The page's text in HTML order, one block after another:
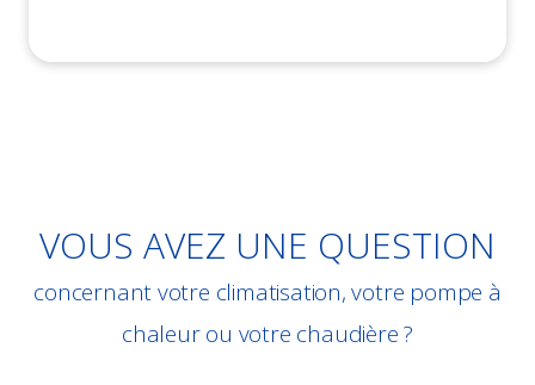
VOUS AVEZ UNE QUESTION
concernant votre climatisation, votre pompe à
chaleur ou votre chaudière ?